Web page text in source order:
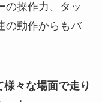
の操作力、タッ
の動作からもバ
々な場面で走り